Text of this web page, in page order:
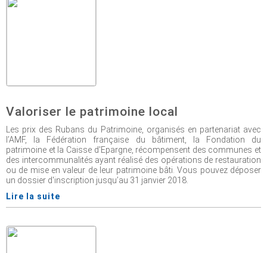
Valoriser le patrimoine local
Les prix des Rubans du Patrimoine, organisés en partenariat avec
l’AMF, la Fédération française du bâtiment, la Fondation du
patrimoine et la Caisse d'Epargne, récompensent des communes et
des intercommunalités ayant réalisé des opérations de restauration
ou de mise en valeur de leur patrimoine bâti. Vous pouvez déposer
un dossier d'inscription jusqu’au 31 janvier 2018.
Lire la suite